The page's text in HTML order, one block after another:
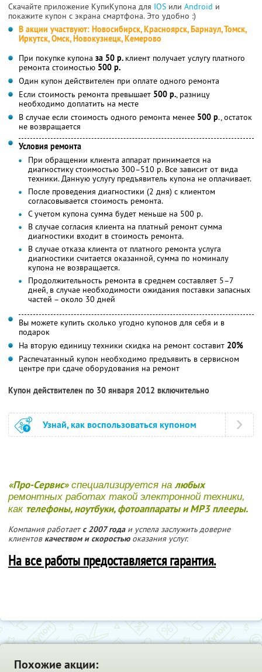
Скачайте приложение КупиКупона для IOS или Android и
покажите купон с экрана смартфона. Это удобно :)
В акции участвуют: Новосибирск, Красноярск, Барнаул, Томск,
Иркутск, Омск, Новокузнецк, Кемерово
При покупке купона за 50 р. клиент получает услугу платного
ремонта стоимостью 500 р.
Один купон действителен при оплате одного ремонта
Если стоимость ремонта превышает 500 р., разницу
необходимо доплатить на месте
В случае если стоимость одного ремонта менее 500 р., остаток
не возвращается
Условия ремонта
При обращении клиента аппарат принимается на
диагностику стоимостью 300–510 р. Все зависит от вида
техники. Данную услугу предъявитель купона не оплачивает.
После проведения диагностики (2 дня) с клиентом
согласовывается стоимость ремонта.
С учетом купона сумма будет меньше на 500 р.
В случае согласия клиента на платный ремонт сумма
диагностики входит в стоимость ремонта.
В случае отказа клиента от платного ремонта услуга
диагностики считается оказанной, сумма по номиналу
купона не возвращается.
Продолжительность ремонта в среднем составляет 5–7
дней, в случае необходимости ожидания поставки запасных
частей – около 30 дней
Вы можете купить сколько угодно купонов для себя и в
подарок
На вторую единицу техники скидка на ремонт составит 20%
Распечатанный купон необходимо предъявить в сервисном
центре при сдаче оборудования на ремонт
Купон действителен по 30 января 2012 включительно
Узнай, как воспользоваться купоном
«Про-Сервис»специализируется на любых
ремонтных работах такой электронной техники,
как телефоны, ноутбуки, фотоаппараты и MP3 плееры.
Компания работаетс 2007 годаи успела заслужить доверие
клиентов качеством и скоростьюоказания услуг.
На все работы предоставляется гарантия.
Похожие акции: